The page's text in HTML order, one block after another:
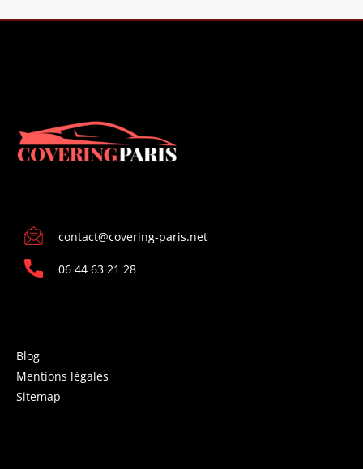
contact@covering-paris.net
06 44 63 21 28
Blog
Mentions légales
Sitemap